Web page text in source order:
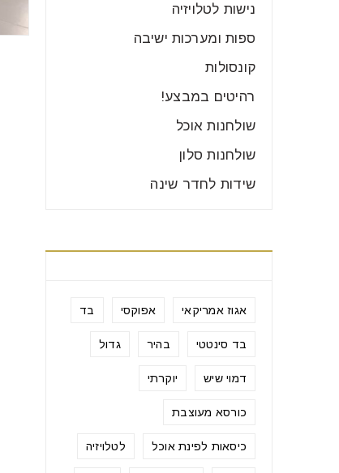
נישות לטלויזיה
ספות ומערכות ישיבה
קונסולות
רהיטים במבצע!
שולחנות אוכל
שולחנות סלון
שידות לחדר שינה
אגוז אמריקאי אפוקסי בד
בד סינטטי בהיר גדול
דמוי שיש יוקרתי
כורסא מעוצבת
כיסאות לפינת אוכל לטלויזיה